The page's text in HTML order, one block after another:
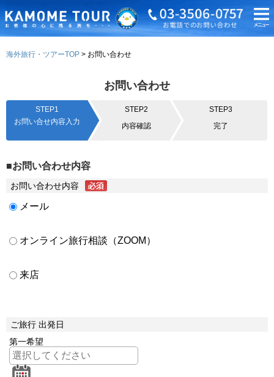
海外旅行・ツアーTOP お問い合わせ
お問い合わせ
STEP1
お問い合せ内容入力
STEP2
内容確認
STEP3
完了
■お問い合わせ内容
お問い合わせ内容
メール
オンライン旅行相談（ZOOM）
来店
ご旅行 出発日
第一希望